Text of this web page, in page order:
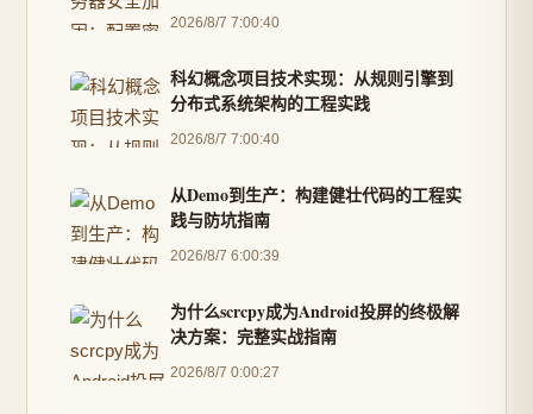
2026/8/7 7:00:40
科幻概念项目技术实现：从规则引擎到
分布式系统架构的工程实践
2026/8/7 7:00:40
从Demo到生产：构建健壮代码的工程实
践与防坑指南
2026/8/7 6:00:39
为什么scrcpy成为Android投屏的终极解
决方案：完整实战指南
2026/8/7 0:00:27